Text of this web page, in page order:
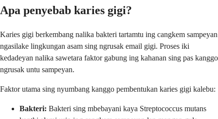
Apa penyebab karies gigi?
Karies gigi berkembang nalika bakteri tartamtu ing cangkem sampeyan
ngasilake lingkungan asam sing ngrusak email gigi. Proses iki
kedadeyan nalika sawetara faktor gabung ing kahanan sing pas kanggo
ngrusak untu sampeyan.
Faktor utama sing nyumbang kanggo pembentukan karies gigi kalebu:
Bakteri: Bakteri sing mbebayani kaya Streptococcus mutans